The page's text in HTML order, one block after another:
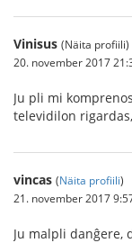
Vinisus (Näita profiili)
20. november 2017
Ju pli mi
televidilon
vincas (Näita profiili)
21. november 2017
Ju malpli danĝere,